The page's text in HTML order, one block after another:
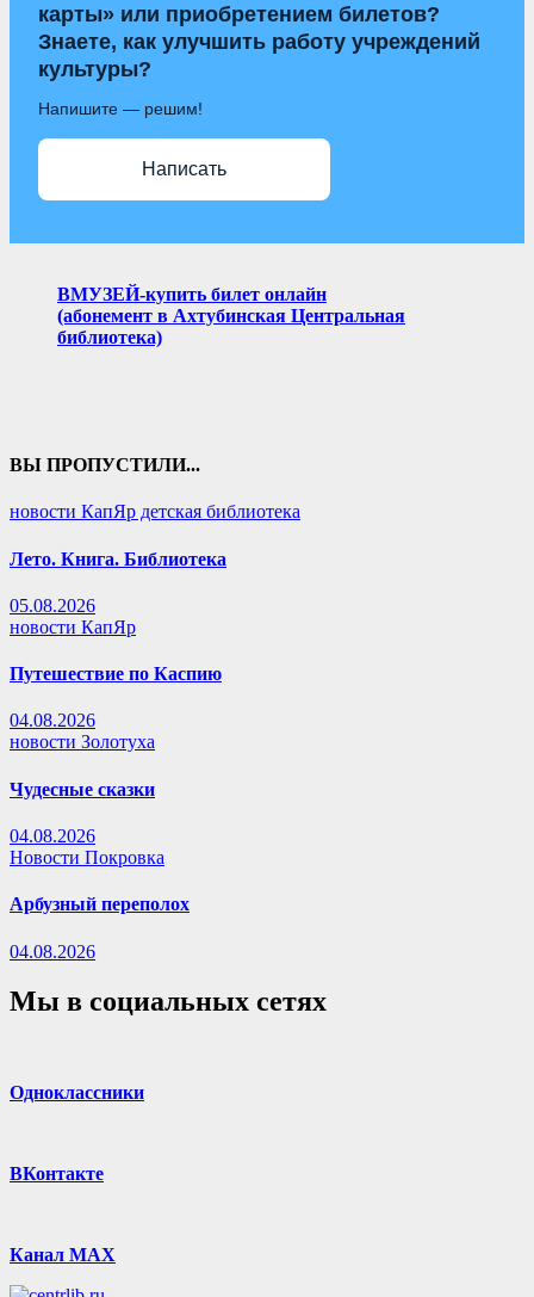
карты» или приобретением билетов?
Знаете, как улучшить работу учреждений
культуры?
Напишите — решим!
Написать
ВМУЗЕЙ-купить билет онлайн
(абонемент в Ахтубинская Центральная
библиотека)
ВЫ ПРОПУСТИЛИ...
новости КапЯр детская библиотека
Лето. Книга. Библиотека
05.08.2026
новости КапЯр
Путешествие по Каспию
04.08.2026
новости Золотуха
Чудесные сказки
04.08.2026
Новости Покровка
Арбузный переполох
04.08.2026
Мы в социальных сетях
Одноклассники
ВКонтакте
Канал MAX